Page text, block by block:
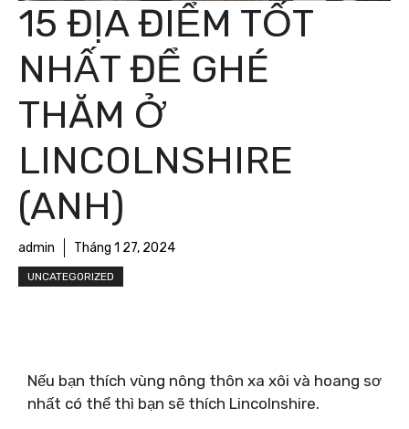
15 ĐỊA ĐIỂM TỐT
NHẤT ĐỂ GHÉ
THĂM Ở
LINCOLNSHIRE
(ANH)
admin Tháng 1 27, 2024
UNCATEGORIZED
Nếu bạn thích vùng nông thôn xa xôi và hoang sơ
nhất có thể thì bạn sẽ thích Lincolnshire.